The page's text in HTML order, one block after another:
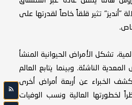
"أنديز" تثير قلقاً خاصاً لقدرتها على
تشكل الأمراض الحيوانية المنشأ
المعدية الناشئة. وبينما يتابع العالم
الخبراء عن أربعة أمراض أخرى
لخطورتها العالية ونسب الوفيات